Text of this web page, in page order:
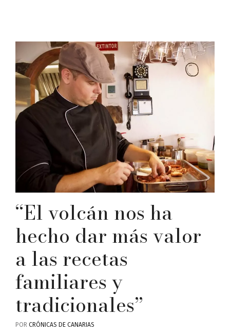
“El volcán nos ha
hecho dar más valor
a las recetas
familiares y
tradicionales”
POR CRÓNICAS DE CANARIAS